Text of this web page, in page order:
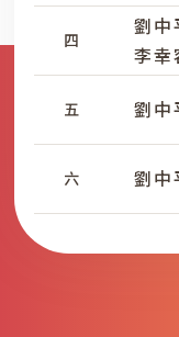
四
五
六
劉中
李幸
劉中
劉中